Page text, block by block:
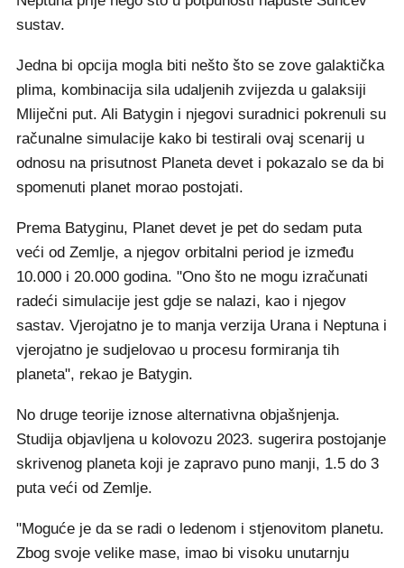
sustav.
Jedna bi opcija mogla biti nešto što se zove galaktička
plima, kombinacija sila udaljenih zvijezda u galaksiji
Mliječni put. Ali Batygin i njegovi suradnici pokrenuli su
računalne simulacije kako bi testirali ovaj scenarij u
odnosu na prisutnost Planeta devet i pokazalo se da bi
spomenuti planet morao postojati.
Prema Batyginu, Planet devet je pet do sedam puta
veći od Zemlje, a njegov orbitalni period je između
10.000 i 20.000 godina. "Ono što ne mogu izračunati
radeći simulacije jest gdje se nalazi, kao i njegov
sastav. Vjerojatno je to manja verzija Urana i Neptuna i
vjerojatno je sudjelovao u procesu formiranja tih
planeta", rekao je Batygin.
No druge teorije iznose alternativna objašnjenja.
Studija objavljena u kolovozu 2023. sugerira postojanje
skrivenog planeta koji je zapravo puno manji, 1.5 do 3
puta veći od Zemlje.
"Moguće je da se radi o ledenom i stjenovitom planetu.
Zbog svoje velike mase, imao bi visoku unutarnju